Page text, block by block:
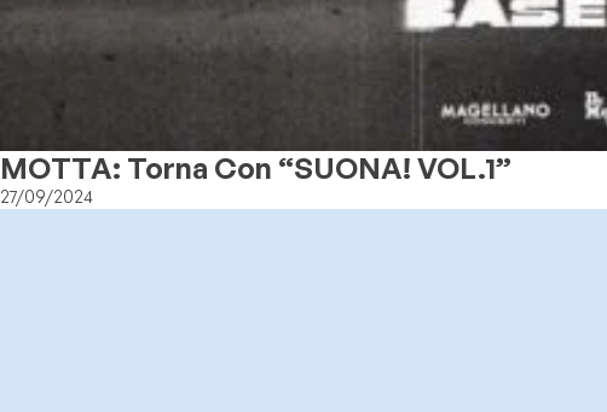
MOTTA: Torna Con “SUONA! VOL.1”
27/09/2024